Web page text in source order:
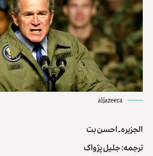
aljazeera
الجزیره ـ احسن بت
ترجمه: جلیل پژواک